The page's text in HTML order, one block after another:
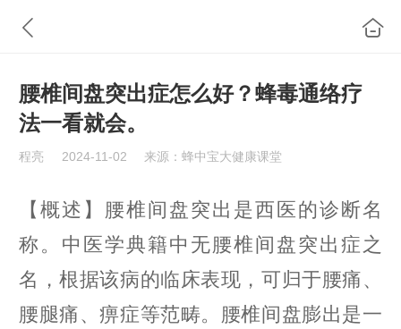
腰椎间盘突出症怎么好？蜂毒通络疗
法一看就会。
程亮 2024-11-02 来源：蜂中宝大健康课堂
【概述】腰椎间盘突出是西医的诊断名
称。中医学典籍中无腰椎间盘突出症之
名，根据该病的临床表现，可归于腰痛、
腰腿痛、痹症等范畴。腰椎间盘膨出是一